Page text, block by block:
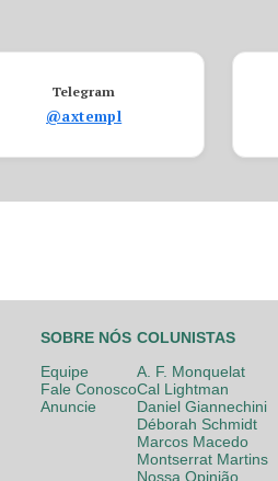
Telegram
@axtempl
SOBRE NÓS
Equipe
Fale Conosco
Anuncie
COLUNISTAS
A. F. Monquelat
Cal Lightman
Daniel Giannechini
Déborah Schmidt
Marcos Macedo
Montserrat Martins
Nossa Opinião